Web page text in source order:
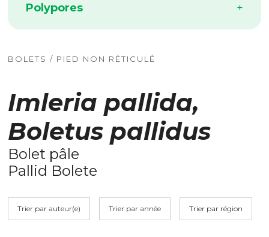
Polypores
BOLETS / PIED NON RÉTICULÉ
Imleria pallida,
Boletus pallidus
Bolet pâle
Pallid Bolete
Trier par auteur(e) Trier par année Trier par région